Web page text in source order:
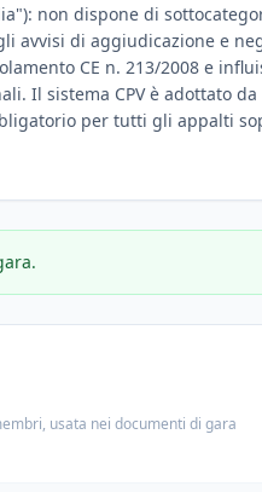
non dispone di
avvisi di aggiudicazione e
CE n. 213/2008 e
Il sistema CPV è adottato da
per tutti gli appalti
usata nei documenti di gara